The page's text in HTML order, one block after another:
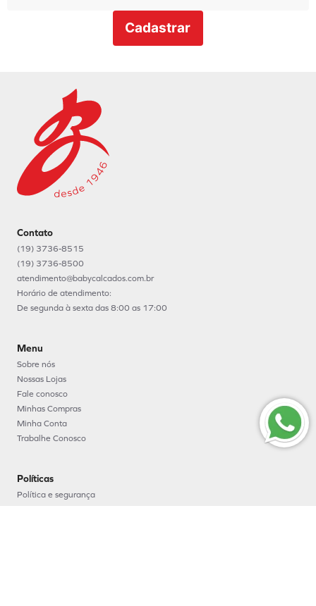
Cadastrar
Contato
(19) 3736-8515
(19) 3736-8500
atendimento@babycalcados.com.br
Horário de atendimento:
De segunda à sexta das 8:00 as 17:00
Menu
Sobre nós
Nossas Lojas
Fale conosco
Minhas Compras
Minha Conta
Trabalhe Conosco
Políticas
Política e segurança